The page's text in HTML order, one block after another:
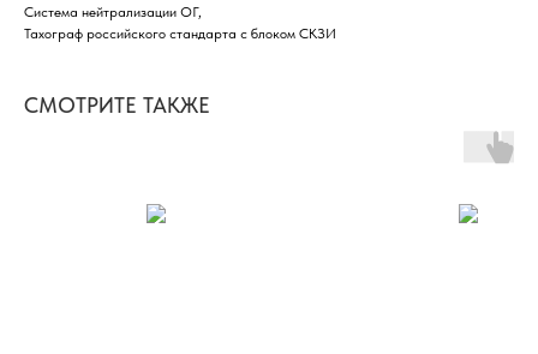
Система нейтрализации ОГ,
Тахограф российского стандарта с блоком СКЗИ
СМОТРИТЕ ТАКЖЕ